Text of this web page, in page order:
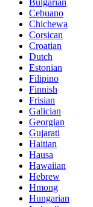
Cebuano
Chichewa
Corsican
Croatian
Dutch
Estonian
Filipino
Finnish
Frisian
Galician
Georgian
Gujarati
Haitian
Hausa
Hawaiian
Hebrew
Hmong
Hungarian